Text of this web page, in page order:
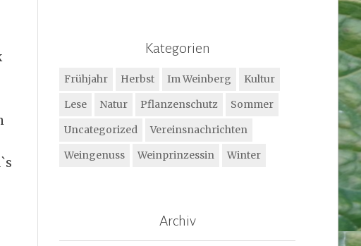
Kategorien
Frühjahr Herbst Im Weinberg
Kultur
Lese
Natur Pflanzenschutz
Sommer
Uncategorized
Vereinsnachrichten
Weingenuss
Weinprinzessin Winter
Archiv